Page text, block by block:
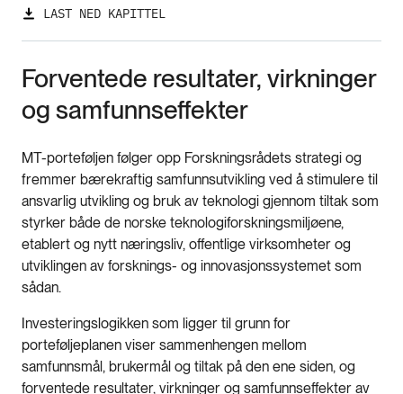
LAST NED KAPITTEL
Forventede resultater, virkninger
og samfunnseffekter
MT-porteføljen følger opp Forskningsrådets strategi og
fremmer bærekraftig samfunnsutvikling ved å stimulere til
ansvarlig utvikling og bruk av teknologi gjennom tiltak som
styrker både de norske teknologiforskningsmiljøene,
etablert og nytt næringsliv, offentlige virksomheter og
utviklingen av forsknings- og innovasjonssystemet som
sådan.
Investeringslogikken som ligger til grunn for
porteføljeplanen viser sammenhengen mellom
samfunnsmål, brukermål og tiltak på den ene siden, og
forventede resultater, virkninger og samfunnseffekter av